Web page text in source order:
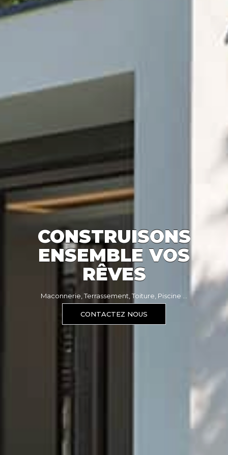
CONSTRUISONS
ENSEMBLE VOS
RÊVES
Maconnerie, Terrassement, Toiture, Piscine ...
CONTACTEZ NOUS